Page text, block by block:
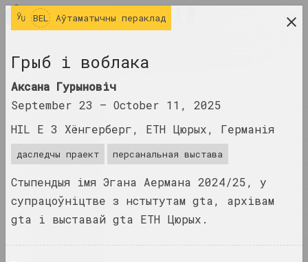
мастацтва
ЧАСОПІС
ІНДЭКС
ІМЁНЫ
ТЭРМІНЫ
ПАДЗЕІ
ТВОРЫ
BEL
BEL Аўтаматычны пераклад
Грыб і воблака
Аксана Гурыновіч
September 23 – October 11, 2025
HIL E 3 Хёнгерберг, ETH Цюрых, Германія
даследчы праект персанальная выстава
Стыпендыя імя Эгана Аермана 2024/25, у
супрацоўніцтве з нстытутам gta, архівам
gta і выставай gta ETH Цюрых.